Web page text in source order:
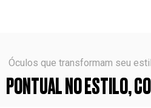
Óculos que transformam seu
PONTUAL NO ESTILO,